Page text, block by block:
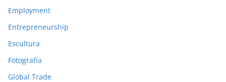
Employment
Entrepreneurship
Escultura
Fotografía
Global Trade